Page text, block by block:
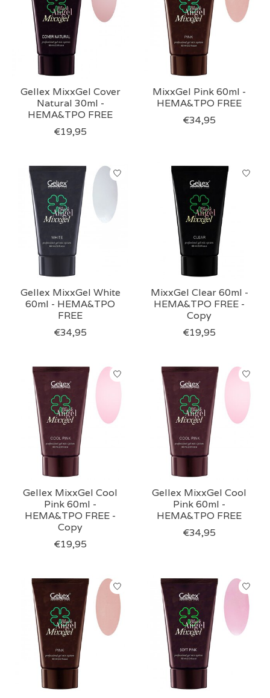
Gellex MixxGel Cover
Natural 30ml -
HEMA&TPO FREE
€19,95
MixxGel Pink 60ml -
HEMA&TPO FREE
€34,95
Gellex MixxGel White
60ml - HEMA&TPO
FREE
€34,95
MixxGel Clear 60ml -
HEMA&TPO FREE -
Copy
€19,95
Gellex MixxGel Cool
Pink 60ml -
HEMA&TPO FREE -
Copy
€19,95
Gellex MixxGel Cool
Pink 60ml -
HEMA&TPO FREE
€34,95